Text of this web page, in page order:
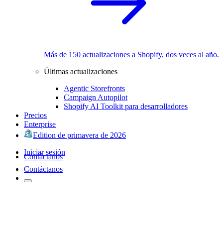
Más de 150 actualizaciones a Shopify, dos veces al año.
Últimas actualizaciones
Agentic Storefronts
Campaign Autopilot
Shopify AI Toolkit para desarrolladores
Precios
Enterprise
Edition de primavera de 2026
Iniciar sesión
Contáctanos
Contáctanos